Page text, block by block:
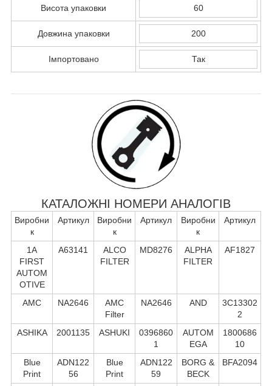
Висота упаковки 60
Довжина упаковки 200
Імпортовано Так
КАТАЛОЖНІ НОМЕРИ АНАЛОГІВ
Виробни
к
Артикул
Виробни
к
Артикул
Виробни
к
Артикул
1A
FIRST
AUTOM
OTIVE
A63141
ALCO
FILTER
MD8276
ALPHA
FILTER
AF1827
AMC NA2646
AMC
Filter
NA2646 AND
3C13302
2
ASHIKA
2001135 ASHUKI
0396860
1
AUTOM
EGA
1800686
10
Blue
Print
ADN122
56
Blue
Print
ADN122
59
BORG &
BECK
BFA2094